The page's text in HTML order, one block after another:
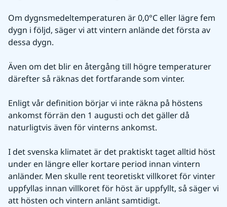
Om dygnsmedeltemperaturen är 0,0°C eller lägre fem
dygn i följd, säger vi att vintern anlände det första av
dessa dygn.
Även om det blir en återgång till högre temperaturer
därefter så räknas det fortfarande som vinter.
Enligt vår definition börjar vi inte räkna på höstens
ankomst förrän den 1 augusti och det gäller då
naturligtvis även för vinterns ankomst.
I det svenska klimatet är det praktiskt taget alltid höst
under en längre eller kortare period innan vintern
anländer. Men skulle rent teoretiskt villkoret för vinter
uppfyllas innan villkoret för höst är uppfyllt, så säger vi
att hösten och vintern anlänt samtidigt.